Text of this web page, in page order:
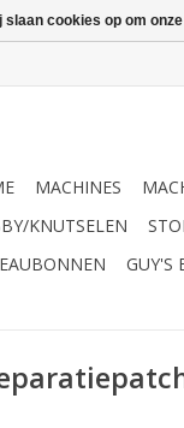
MACHINES
KNUTSELEN
GUY'S
slaan cookies op om